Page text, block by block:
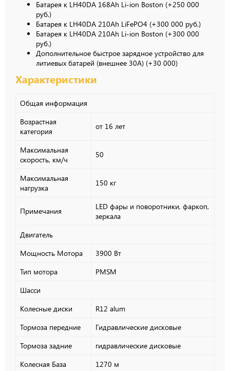
Батарея к LH40DA 168Ah Li-ion Boston (+250 000
руб.)
Батарея к LH40DA 210Ah LiFePO4 (+300 000 руб.)
Батарея к LH40DA 210Ah Li-ion Boston (+300 000
руб.)
Дополнительное быстрое зарядное устройство для
литиевых батарей (внешнее 30А) (+30 000)
Характеристики
Общая информация
Возрастная
категория
от 16 лет
Максимальная
скорость, км/ч
50
Максимальная
нагрузка
150 кг
Примечания
LED фары и поворотники, фаркоп,
зеркала
Двигатель
Мощность Мотора
3900 Вт
Тип мотора
PMSM
Шасси
Колесные диски
R12 alum
Тормоза передние
Гидравлические дисковые
Тормоза задние
гидравлические дисковые
Колесная База
1270 м